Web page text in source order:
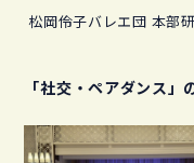
松岡伶子バレエ団 本部
「社交・ペアダンス